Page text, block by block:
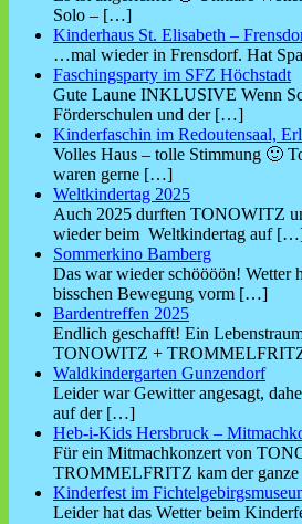
Solo – […]
Kinderhaus St. Elisabeth –
…mal wieder in Frensdorf. Hat
Faschingsparty im SFZ Höchstadt
Gute Laune INKLUSIVE Wenn
Förderschulen und der […]
Kinderfaschin im Redoutensaal,
Volles Haus – tolle Stimmung 🙂
waren gerne […]
Weltkindertag 2025
Auch 2025 durften TONOWITZ
wieder beim Weltkindertag auf
Sommerkino Bamberg
Das war wieder schöööön! Wetter
bisschen Bewegung vorm […]
Bardentreffen 2025
Endlich geschafft! Ein
TONOWITZ +
Waldkindergarten Gunzendorf
Leider war Gewitter angesagt,
auf der […]
Heb-i-Kids Hersbruck –
Für ein Mitmachkonzert von
TROMMELFRITZ kam der ganze
Kinderfest im
Leider hat das Wetter beim